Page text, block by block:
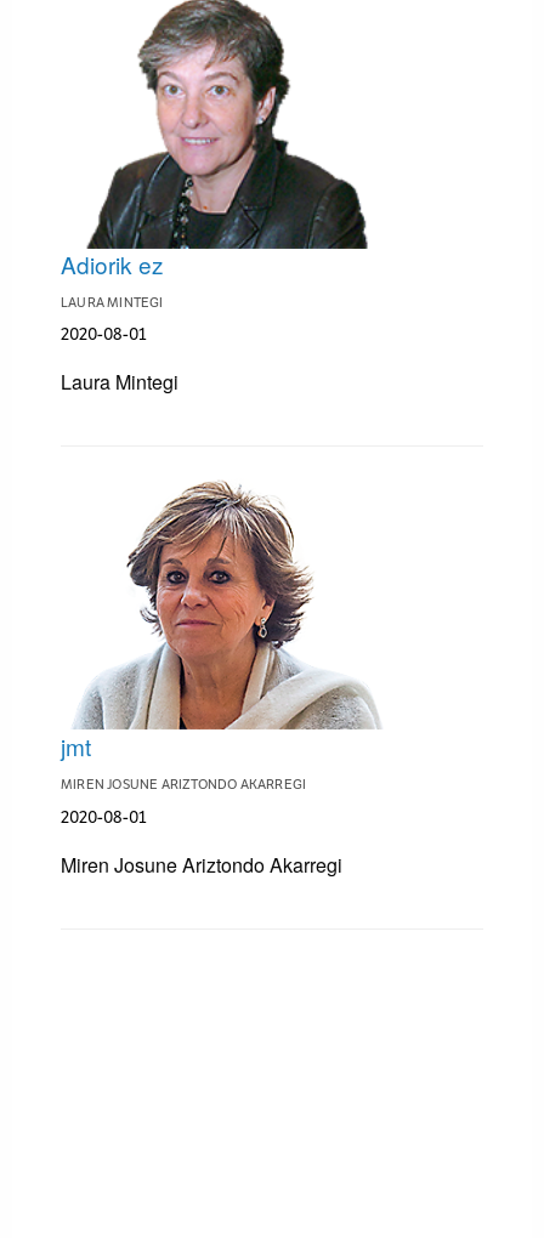
Adiorik ez
LAURA MINTEGI
2020-08-01
Laura Mintegi
jmt
MIREN JOSUNE ARIZTONDO AKARREGI
2020-08-01
Miren Josune Ariztondo Akarregi